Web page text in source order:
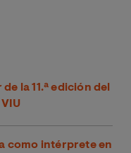
la 11.ª edición del
como intérprete en